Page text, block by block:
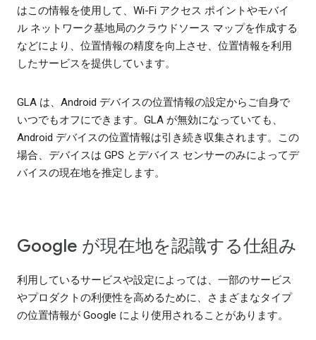
はこの情報を使用して、Wi-Fi アクセス ポイントやモバイ
ル ネットワーク基地局のクラウドソース マップを作成する
などにより、位置情報の精度を向上させ、位置情報を利用
したサービスを提供しています。
GLA は、Android デバイスの位置情報の設定からご自身で
いつでもオフにできます。GLA が無効になっていても、
Android デバイスの位置情報は引き続き収集されます。この
場合、デバイスは GPS とデバイス センサーのみによってデ
バイスの現在地を推定します。
Google が現在地を認識する仕組み
利用しているサービスや設定によっては、一部のサービス
やプロダクトの利便性を高めるために、さまざまなタイプ
の位置情報が Google により使用されることがあります。